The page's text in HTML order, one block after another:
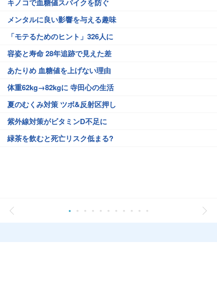
キノコで血糖値スパイクを防ぐ
メンタルに良い影響を与える趣味
「モテるためのヒント」326人に
容姿と寿命 28年追跡で見えた差
あたりめ 血糖値を上げない理由
体重62kg→82kgに 寺田心の生活
夏のむくみ対策 ツボ&反射区押し
紫外線対策がビタミンD不足に
緑茶を飲むと死亡リスク低まる?